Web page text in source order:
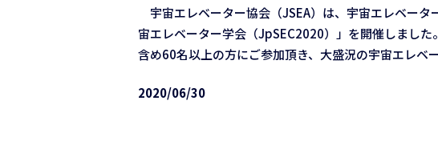
宇宙エレベーター協会（JSEA）は、宇宙エレベー
宙エレベーター学会（JpSEC2020）」を開催しまし
含め60名以上の方にご参加頂き、大盛況の宇宙エレベ
2020/06/30